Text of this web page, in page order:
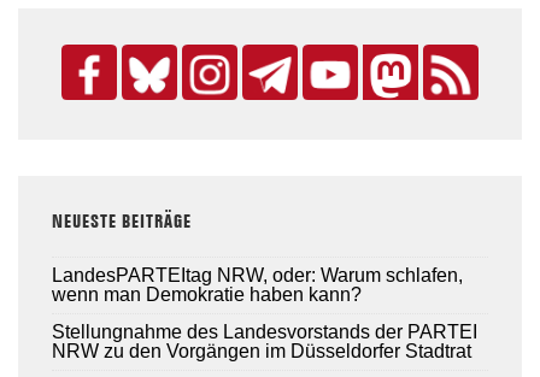
NEUESTE BEITRÄGE
LandesPARTEItag NRW, oder: Warum schlafen,
wenn man Demokratie haben kann?
Stellungnahme des Landesvorstands der PARTEI
NRW zu den Vorgängen im Düsseldorfer Stadtrat